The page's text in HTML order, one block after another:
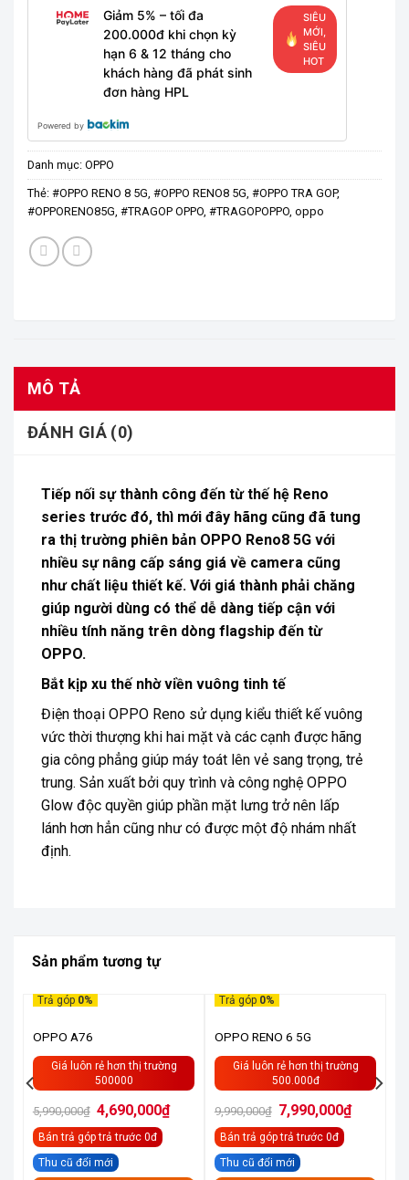
Giảm 5% – tối đa
200.000đ khi chọn kỳ
hạn 6 & 12 tháng cho
khách hàng đã phát sinh
đơn hàng HPL
SIÊU
MỚI,
SIÊU
HOT
Powered by
Danh mục: OPPO
Thẻ: #OPPO RENO 8 5G #OPPO RENO8 5G #OPPO TRA GOP,
#OPPORENO85G #TRAGOP OPPO #TRAGOPOPPO oppo
MÔ TẢ
ĐÁNH GIÁ (0)
Tiếp nối sự thành công đến từ thế hệ Reno
series trước đó, thì mới đây hãng cũng đã tung
ra thị trường phiên bản OPPO Reno8 5G với
nhiều sự nâng cấp sáng giá về camera cũng
như chất liệu thiết kế. Với giá thành phải chăng
giúp người dùng có thể dễ dàng tiếp cận với
nhiều tính năng trên dòng flagship đến từ
OPPO.
Bắt kịp xu thế nhờ viền vuông tinh tế
Điện thoại OPPO Reno sử dụng kiểu thiết kế vuông
vức thời thượng khi hai mặt và các cạnh được hãng
gia công phẳng giúp máy toát lên vẻ sang trọng, trẻ
trung. Sản xuất bởi quy trình và công nghệ OPPO
Glow độc quyền giúp phần mặt lưng trở nên lấp
lánh hơn hẳn cũng như có được một độ nhám nhất
định.
Sản phẩm tương tự
Trả góp 0%
OPPO A76
Giá luôn rẻ hơn thị trường
500000
5,990,000₫
Giá
gốc
là:
5,990,000₫.
4,690,000₫Giá
hiện
4,690,000₫.
Bán trả góptrả trước 0đ
Thu cũ đổi mới
Trả góp 0%
HẾT HÀNG
OPPO RENO 6 5G
Giá luôn rẻ hơn thị trường
500.000đ
9,990,000₫ Giá
gốc
là:
9,990,000₫.
7,990,000₫Giá
hiện
Bán trả góptrả trước 0đ
Thu cũ đổi mới